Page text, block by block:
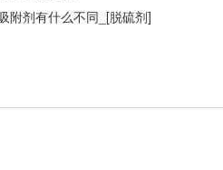
附剂有什么不同_[脱硫剂]